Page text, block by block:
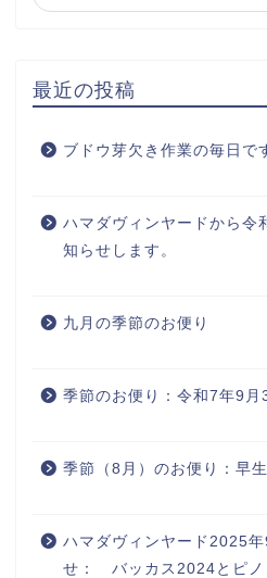
最近の投稿
ブドウ芽欠き作業の毎日で
ハマダヴィンヤードから令
知らせします。
九月の季節のお便り
季節のお便り：令和7年9月
季節（8月）のお便り：早
ハマダヴィンヤード2025
せ： バッカス2024とピノ